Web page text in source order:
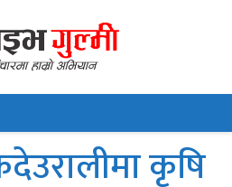
कृषि